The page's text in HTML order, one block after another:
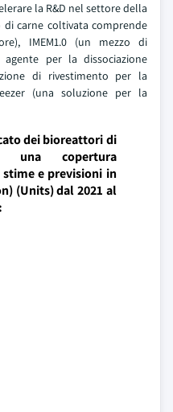
la R&D nel settore della
carne coltivata comprende
IMEM1.0 (un mezzo di
per la dissociazione
di rivestimento per la
(una soluzione per la
dei bioreattori di
una copertura
e previsioni in
(Units) dal 2021 al